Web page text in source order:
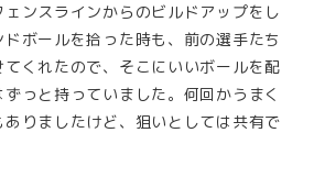
ンスラインからのビルドアップをし
ボールを拾った時も、前の選手たち
くれたので、そこにいいボールを配
っと持っていました。何回かうまく
りましたけど、狙いとしては共有で